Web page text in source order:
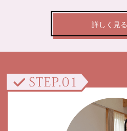
詳しく見る